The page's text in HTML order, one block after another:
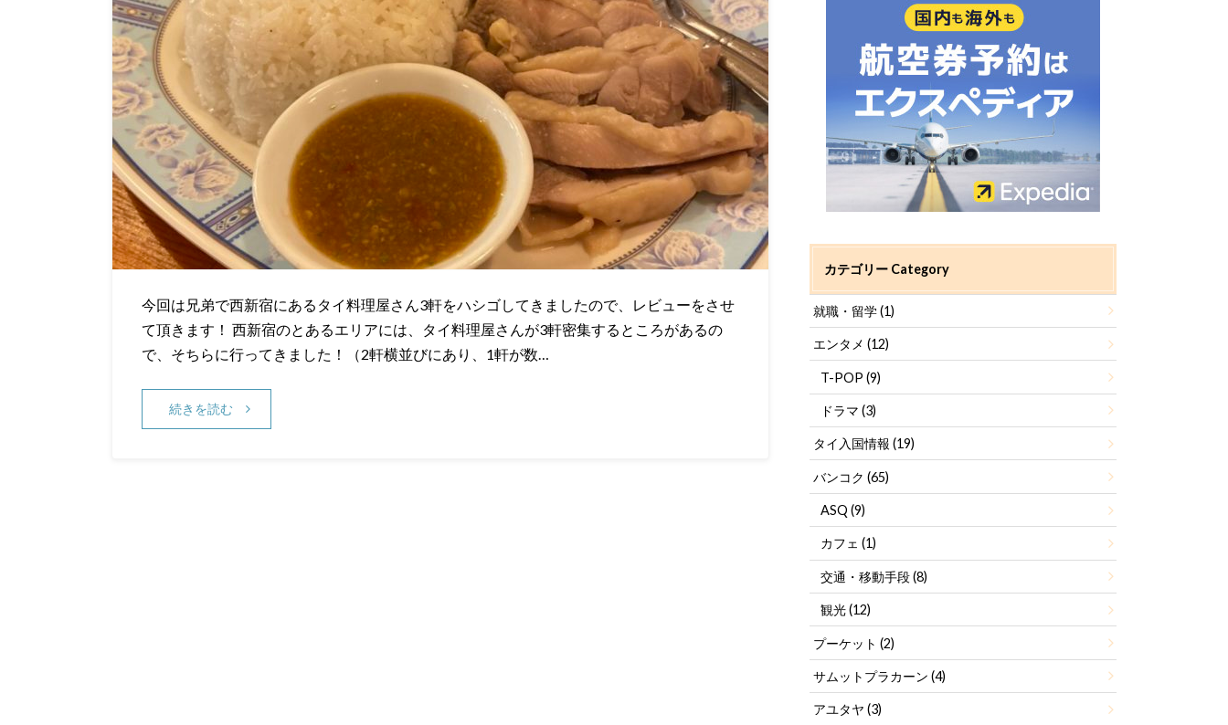
今回は兄弟で西新宿にあるタイ料理屋さん3軒をハシゴしてきましたので、レビューをさせ
て頂きます！ 西新宿のとあるエリアには、タイ料理屋さんが3軒密集するところがあるの
で、そちらに行ってきました！（2軒横並びにあり、1軒が数…
続きを読む
カテゴリー Category
就職・留学(1)
エンタメ(12)
T-POP (9)
ドラマ (3)
タイ入国情報(19)
バンコク(65)
ASQ (9)
カフェ (1)
交通・移動手段(8)
観光(12)
プーケット(2)
サムットプラカーン(4)
アユタヤ(3)